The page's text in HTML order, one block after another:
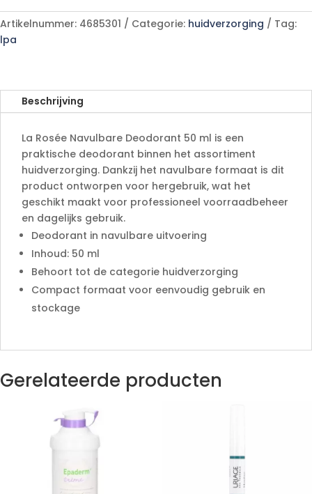
r
n
e
Artikelnummer: 4685301 Categorie: huidverzorging
Tag:
lpa
Beschrijving
La Rosée Navulbare Deodorant 50 ml is een
praktische deodorant binnen het assortiment
huidverzorging. Dankzij het navulbare formaat is dit
product ontworpen voor hergebruik, wat het
geschikt maakt voor professioneel voorraadbeheer
en dagelijks gebruik.
Deodorant in navulbare uitvoering
Inhoud: 50 ml
Behoort tot de categorie huidverzorging
Compact formaat voor eenvoudig gebruik en
stockage
Gerelateerde producten